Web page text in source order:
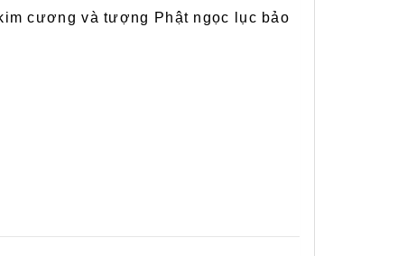
cương và tượng Phật ngọc lục bảo